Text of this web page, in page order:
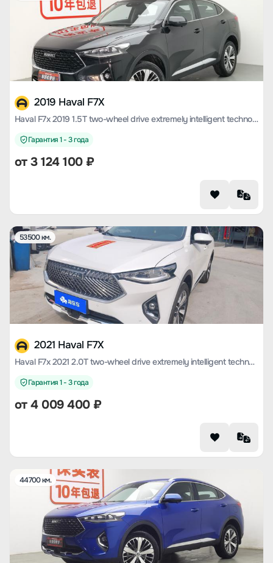
2019 Haval F7X
Haval F7x 2019 1.5T two-wheel drive extremely intelligent technology version
Гарантия 1 - 3 года
от3 124 100₽
53500 км.
2021 Haval F7X
Haval F7x 2021 2.0T two-wheel drive extremely intelligent technology version
Гарантия 1 - 3 года
от4 009 400₽
44700 км.